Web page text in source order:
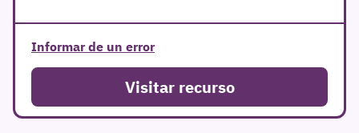
Informar de un error
Visitar recurso